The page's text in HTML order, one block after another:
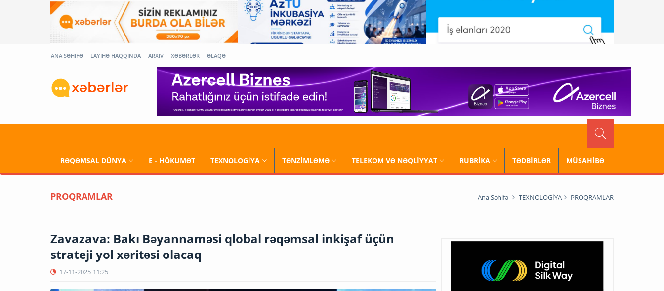
ANA SƏHİFƏ LAYİHƏ HAQQINDA ARXİV XƏBƏRLƏR ƏLAQƏ
RƏQƏMSAL DÜNYA E - HÖKUMƏT TEXNOLOGİYA TƏNZİMLƏMƏ TELEKOM VƏ NƏQLİYYAT RUBRİKA TƏDBİRLƏR MÜSAHİBƏ
PROQRAMLAR Ana Səhifə TEXNOLOGİYA PROQRAMLAR
Zavazava: Bakı Bəyannaməsi qlobal rəqəmsal inkişaf üçün
strateji yol xəritəsi olacaq
17-11-2025 11:25